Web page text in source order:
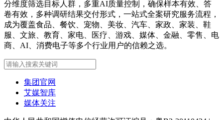
分维度筛选目标人群，多重AI质量控制，确保样本有效、答
卷有效，多种调研结果交付形式，一站式全案研究服务流程，
成为覆盖食品、餐饮、宠物、美妆、汽车、家政、家装、鞋
服、文旅、教育、家电、医疗、游戏、媒体、金融、零售、电
商、AI、消费电子等多个行业用户的信赖之选。
集团官网
艾媒智库
媒体关注